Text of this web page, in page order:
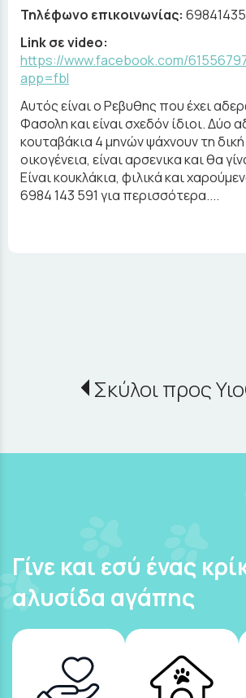
Τηλέφωνο επικοινωνίας:
Link σε video:
https://www.facebook.com/
app=fbl
Αυτός είναι ο Ρεβυθης που έχει
Φασολη και είναι σχεδόν ίδιοι. Δύο
κουταβάκια 4 μηνών ψάχνουν τη
οικογένεια, είναι αρσενικα και θα
Είναι κουκλάκια, φιλικά και
6984 143 591 για περισσότερα....
Σκύλοι προς
Γίνε και εσύ ένας
αλυσίδα αγάπης